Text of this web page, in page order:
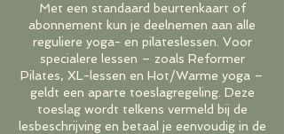
Met een standaard beurtenkaart of
abonnement kun je deelnemen aan alle
reguliere yoga- en pilateslessen. Voor
specialere lessen – zoals Reformer
Pilates, XL-lessen en Hot/Warme yoga –
geldt een aparte toeslagregeling. Deze
toeslag wordt telkens vermeld bij de
lesbeschrijving en betaal je eenvoudig in de